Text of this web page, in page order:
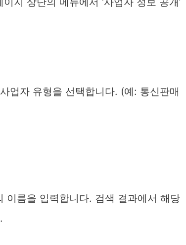
업자 유형을 선택합니다. (예: 통신판매
이름을 입력합니다. 검색 결과에서 해당